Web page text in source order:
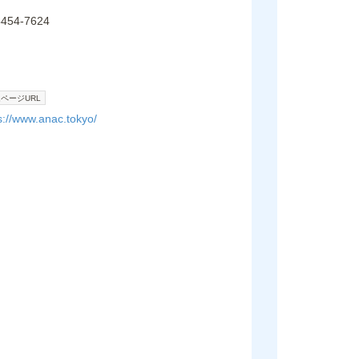
7624
ージURL
www.anac.tokyo/